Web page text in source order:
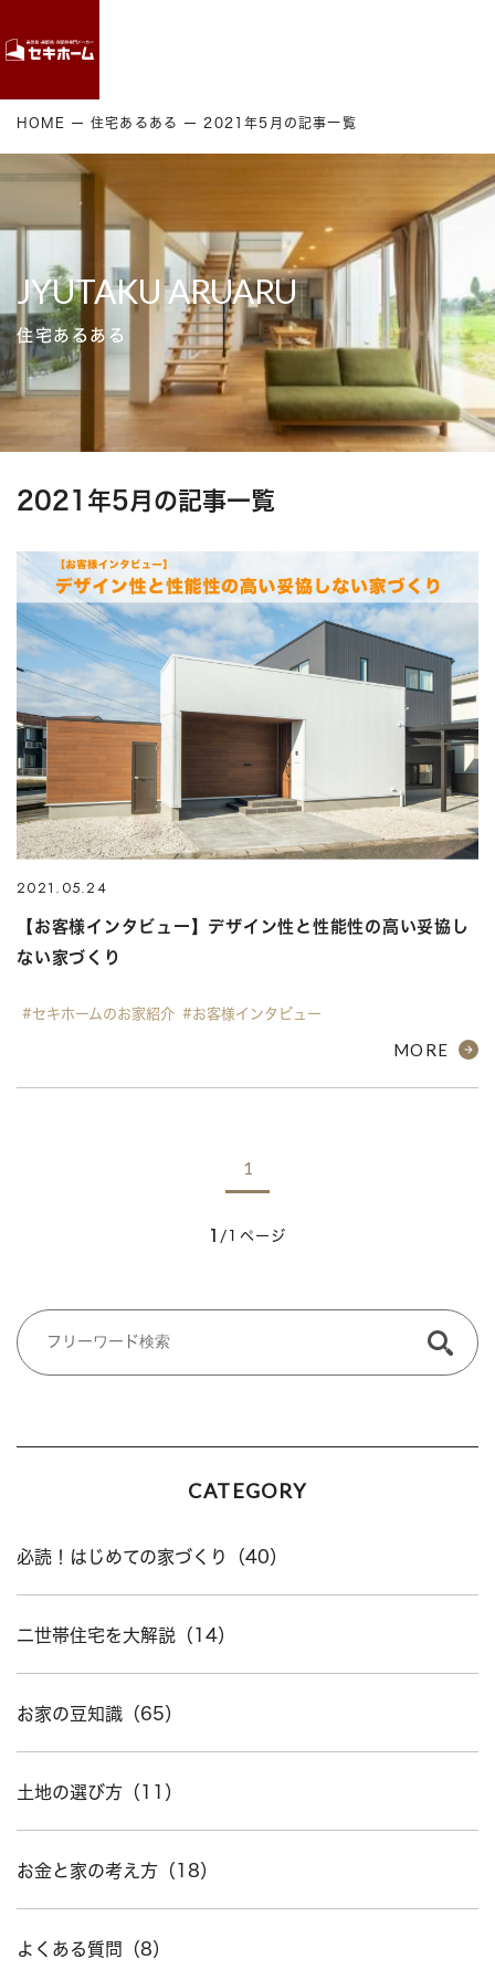
HOME 住宅あるある 2021年5月の記事一覧
JYUTAKU ARUARU
住宅あるある
2021年5月の記事一覧
2021.05.24
【お客様インタビュー】デザイン性と性能性の高い妥協し
ない家づくり
#セキホームのお家紹介 #お客様インタビュー
MORE
1
1 /1ページ
CATEGORY
必読！はじめての家づくり（40）
二世帯住宅を大解説（14）
お家の豆知識（65）
土地の選び方（11）
お金と家の考え方（18）
よくある質問（8）